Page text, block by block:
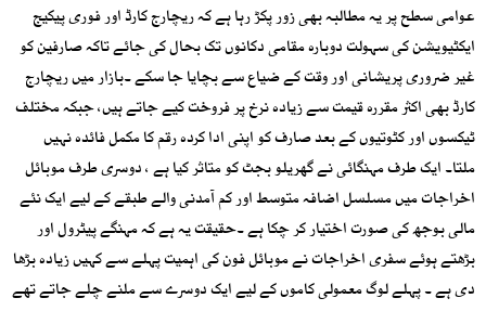
عوامی سطح پر یہ مطالبہ بھی زور پکڑ رہا ہے کہ ریچارج کارڈ اور فوری پیکیج
ایکٹیویشن کی سہولت دوبارہ مقامی دکانوں تک بحال کی جائے تاکہ صارفین کو
غیر ضروری پریشانی اور وقت کے ضیاع سے بچایا جا سکے ۔بازار میں ریچارج
کارڈ بھی اکثر مقررہ قیمت سے زیادہ نرخ پر فروخت کیے جاتے ہیں، جبکہ مختلف
ٹیکسوں اور کٹوتیوں کے بعد صارف کو اپنی ادا کردہ رقم کا مکمل فائدہ نہیں
ملتا۔ ایک طرف مہنگائی نے گھریلو بجٹ کو متاثر کیا ہے ، دوسری طرف موبائل
اخراجات میں مسلسل اضافہ متوسط اور کم آمدنی والے طبقے کے لیے ایک نئے
مالی بوجھ کی صورت اختیار کر چکا ہے ۔حقیقت یہ ہے کہ مہنگے پیٹرول اور
بڑھتے ہوئے سفری اخراجات نے موبائل فون کی اہمیت پہلے سے کہیں زیادہ بڑھا
دی ہے ۔ پہلے لوگ معمولی کاموں کے لیے ایک دوسرے سے ملنے چلے جاتے تھے